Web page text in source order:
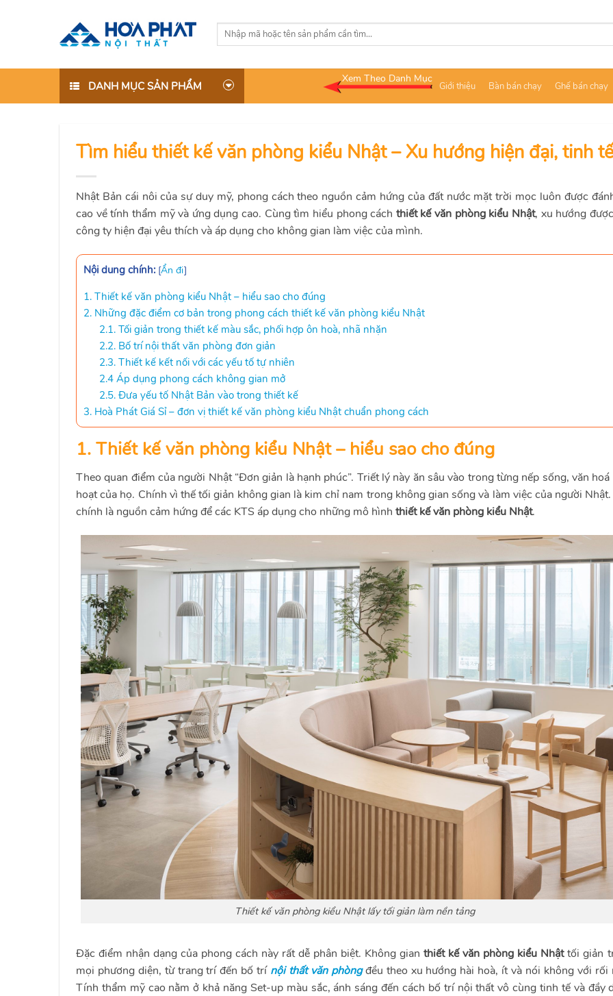
Tìm
DANH MỤC SẢN PHẨM
Xem Theo Danh Mục
Giới thiệu Bàn bán chạy Ghế bán chạy
Tìm hiểu thiết kế văn phòng kiểu Nhật – Xu hướng hiện đại, tinh tế
Nhật Bản cái nôi của sự duy mỹ, phong cách theo nguồn cảm hứng của đất nước mặt trời mọc luôn được
cao về tính thẩm mỹ và ứng dụng cao. Cùng tìm hiểu phong cách thiết kế văn phòng kiểu Nhật, xu hướng
công ty hiện đại yêu thích và áp dụng cho không gian làm việc của mình.
Nội dung chính: [Ẩn đi]
1. Thiết kế văn phòng kiểu Nhật – hiểu sao cho đúng
2. Những đặc điểm cơ bản trong phong cách thiết kế văn phòng kiểu Nhật
2.1. Tối giản trong thiết kế màu sắc, phối hợp ôn hoà, nhã nhặn
2.2. Bố trí nội thất văn phòng đơn giản
2.3. Thiết kế kết nối với các yếu tố tự nhiên
2.4 Áp dụng phong cách không gian mở
2.5. Đưa yếu tố Nhật Bản vào trong thiết kế
3. Hoà Phát Giá Sỉ – đơn vị thiết kế văn phòng kiểu Nhật chuẩn phong cách
1. Thiết kế văn phòng kiểu Nhật – hiểu sao cho đúng
Theo quan điểm của người Nhật “Đơn giản là hạnh phúc”. Triết lý này ăn sâu vào trong từng nếp sống, văn
hoạt của họ. Chính vì thế tối giản không gian là kim chỉ nam trong không gian sống và làm việc của người
chính là nguồn cảm hứng để các KTS áp dụng cho những mô hình thiết kế văn phòng kiểu Nhật.
Thiết kế văn phòng kiểu Nhật lấy tối giản làm nền tảng
Đặc điểm nhận dạng của phong cách này rất dễ phân biệt. Không gian thiết kế văn phòng kiểu Nhậttối giản
mọi phương diện, từ trang trí đến bố trí nội thất văn phòngđều theo xu hướng hài hoà, ít và nói không với rối
Tính thẩm mỹ cao nằm ở khả năng Set-up màu sắc, ánh sáng đến cách bố trí nội thất vô cùng tinh tế và đầy